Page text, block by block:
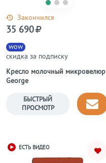
Закончился
Кресло молочный микровелюр
George
wow
скидка за подписку
35 690
БЫСТРЫЙ
ПРОСМОТР
ЕСТЬ ВИДЕО